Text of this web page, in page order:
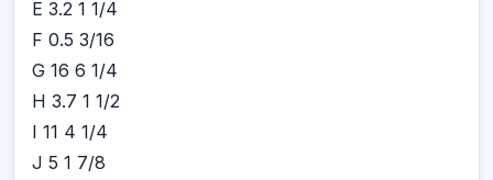
E 3.2 1 1/4
F 0.5 3/16
G 16 6 1/4
H 3.7 1 1/2
I 11 4 1/4
J 5 1 7/8